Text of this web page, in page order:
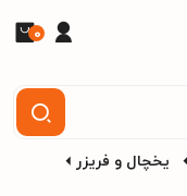
0
یخچال و فریزر